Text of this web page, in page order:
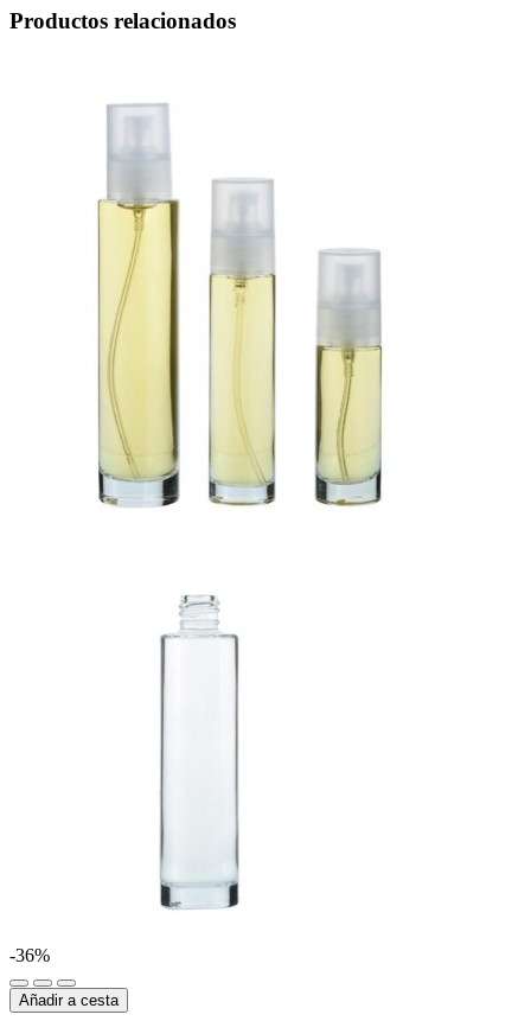
Productos relacionados
-36%
Añadir a cesta